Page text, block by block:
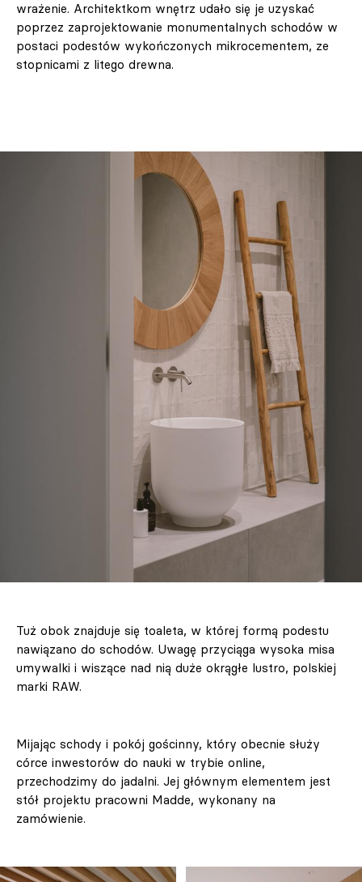
wrażenie. Architektkom wnętrz udało się je uzyskać
poprzez zaprojektowanie monumentalnych schodów w
postaci podestów wykończonych mikrocementem, ze
stopnicami z litego drewna.
Tuż obok znajduje się toaleta, w której formą podestu
nawiązano do schodów. Uwagę przyciąga wysoka misa
umywalki i wiszące nad nią duże okrągłe lustro, polskiej
marki RAW.
Mijając schody i pokój gościnny, który obecnie służy
córce inwestorów do nauki w trybie online,
przechodzimy do jadalni. Jej głównym elementem jest
stół projektu pracowni Madde, wykonany na
zamówienie.